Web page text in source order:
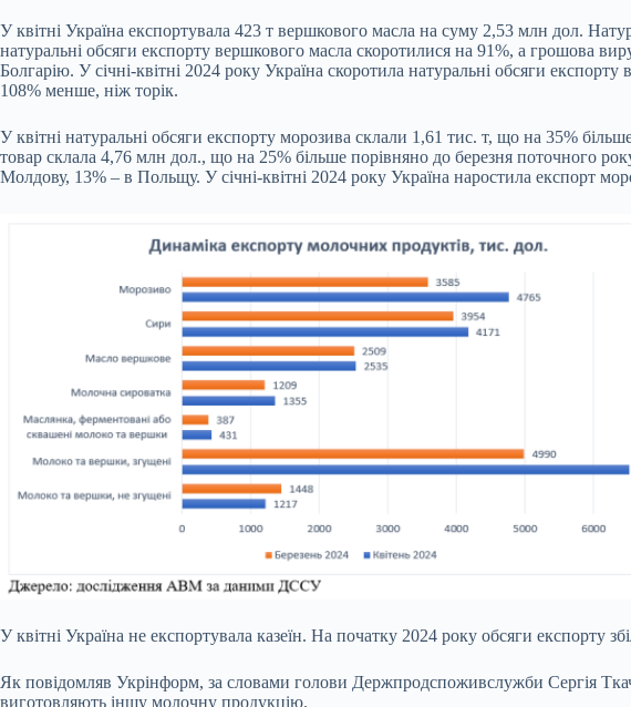
У квітні Україна експортувала 423 т вершкового масла на суму 2,53 млн дол.
натуральні обсяги експорту вершкового масла скоротилися на 91%, а грошова
Болгарію. У січні-квітні 2024 року Україна скоротила натуральні обсяги
108% менше, ніж торік.
У квітні натуральні обсяги експорту морозива склали 1,61 тис. т, що на 35%
товар склала 4,76 млн дол., що на 25% більше порівняно до березня поточного
Молдову, 13% – в Польщу. У січні-квітні 2024 року Україна наростила експорт
У квітні Україна не експортувала казеїн. На початку 2024 року обсяги
Як повідомляв Укрінформ, за словами голови Держпродспоживслужби Сергія
виготовляють іншу молочну продукцію.